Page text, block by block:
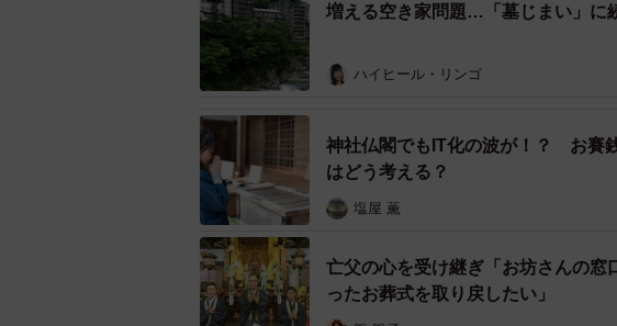
それでも運営の厳しい宗教法人も多く存在するとい
一方で先ごろ法隆寺はクラファンでの資金調達1億
ている。
参考書籍：「日本人はなぜ無宗教なのか」著者：阿
増える空き家問題…「墓じまい」に
ハイヒール・リンゴ
神社仏閣でもIT化の波が！？ お賽
はどう考える？
塩屋 薫
亡父の心を受け継ぎ「お坊さんの窓
ったお葬式を取り戻したい」